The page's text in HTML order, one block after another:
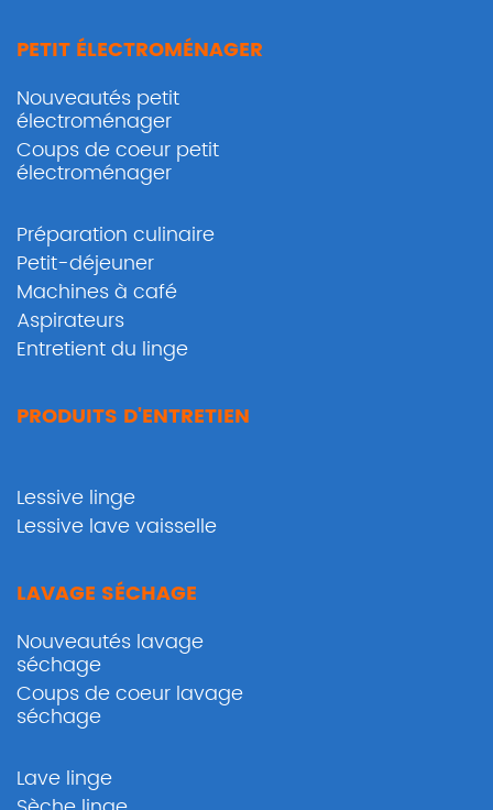
PETIT ÉLECTROMÉNAGER
Nouveautés petit
électroménager
Coups de coeur petit
électroménager
Préparation culinaire
Petit-déjeuner
Machines à café
Aspirateurs
Entretient du linge
PRODUITS D'ENTRETIEN
Lessive linge
Lessive lave vaisselle
LAVAGE SÉCHAGE
Nouveautés lavage
séchage
Coups de coeur lavage
séchage
Lave linge